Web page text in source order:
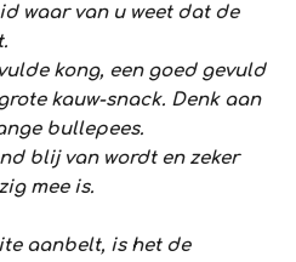
waar van u weet dat de
kong, een goed gevuld
kauw-snack. Denk aan
bullepees.
blij van wordt en zeker
mee is.
aanbelt, is het de